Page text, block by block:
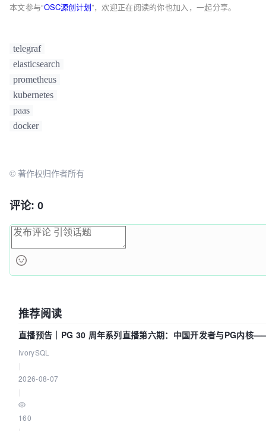
本文参与“OSC源创计划”，欢迎正在阅读的你也加入，一起分享。
telegraf
elasticsearch
prometheus
kubernetes
paas
docker
© 著作权归作者所有
评论: 0
推荐阅读
直播预告｜PG 30 周年系列直播第六期：中国开发者与PG内核
IvorySQL
2026-08-07
160